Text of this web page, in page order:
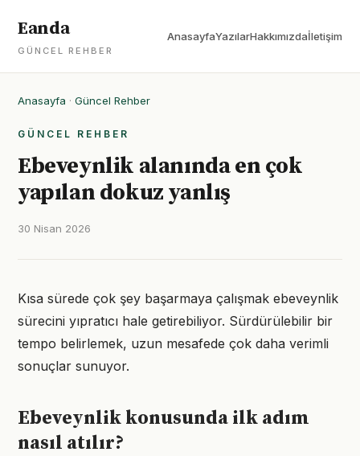
Eanda
GÜNCEL REHBER
AnasayfaYazılarHakkımızdaİletişim
Anasayfa · Güncel Rehber
GÜNCEL REHBER
Ebeveynlik alanında en çok
yapılan dokuz yanlış
30 Nisan 2026
Kısa sürede çok şey başarmaya çalışmak ebeveynlik
sürecini yıpratıcı hale getirebiliyor. Sürdürülebilir bir
tempo belirlemek, uzun mesafede çok daha verimli
sonuçlar sunuyor.
Ebeveynlik konusunda ilk adım
nasıl atılır?